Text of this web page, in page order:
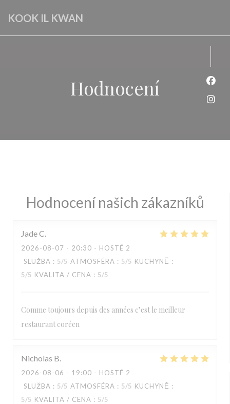
KOOK IL KWAN
Hodnocení
Hodnocení našich zákazníků
JadeC
2026-08-07 - 20:30 - HOSTÉ 2
SLUŽBA : 5/5 ATMOSFÉRA : 5/5 KUCHYNĚ :
5/5 KVALITA / CENA : 5/5
Comme toujours depuis des années c’est le meilleur
restaurant coréen
Nicholas B
2026-08-06 - 19:00 - HOSTÉ 2
SLUŽBA : 5/5 ATMOSFÉRA : 5/5 KUCHYNĚ :
5/5 KVALITA / CENA : 5/5